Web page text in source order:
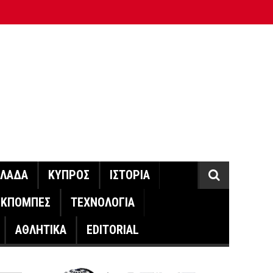
ΚΥΠΡΟΣ
ΙΣΤΟΡΙΑ
ΤΕΧΝΟΛΟΓΙΑ
ΑΘΛΗΤΙΚΑ EDITORIAL